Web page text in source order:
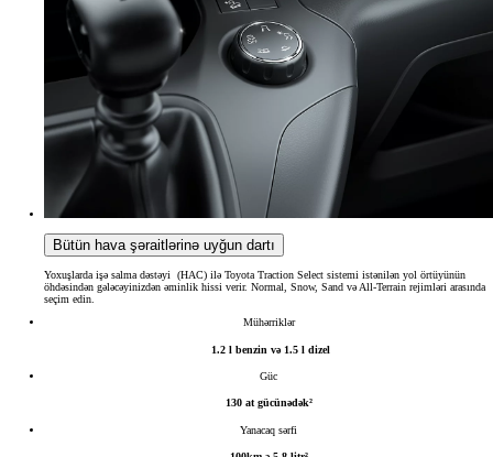
Bütün hava şəraitlərinə uyğun dartı
Yoxuşlarda işə salma dəstəyi (HAC) ilə Toyota Traction Select sistemi istənilən yol örtüyünün
öhdəsindən gələcəyinizdən əminlik hissi verir. Normal, Snow, Sand və All-Terrain rejimləri arasında
seçim edin.
Mühərriklər
1.2 l benzin və 1.5 l dizel
Güc
130 at gücünədək²
Yanacaq sərfi